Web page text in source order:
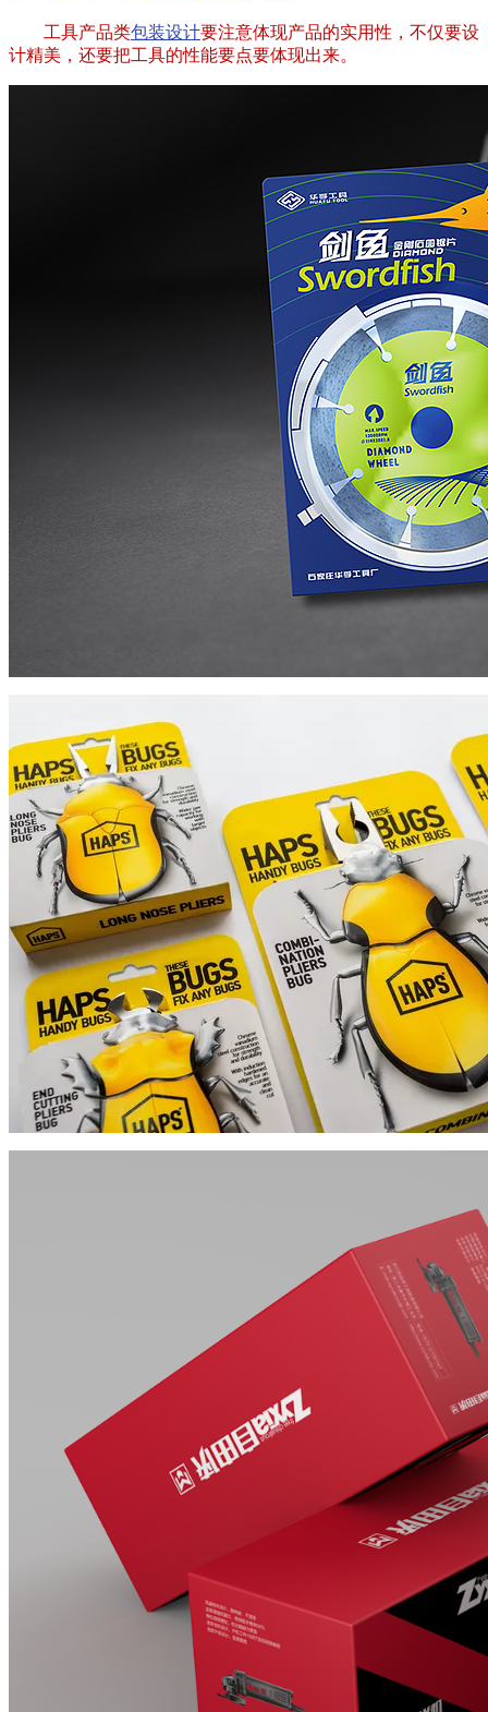
工具产品类包装设计要注意体现产品的实用性，不仅要设
计精美，还要把工具的性能要点要体现出来。